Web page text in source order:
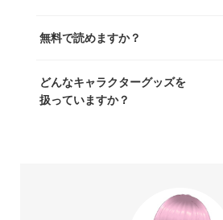
いをお届けすることは保証します。な
め、正確な情報をお伝えできないから
無料で読めますか？
どんなキャラクターグッズを
扱っていますか？
ーをいち早く皆さんにお届けすること